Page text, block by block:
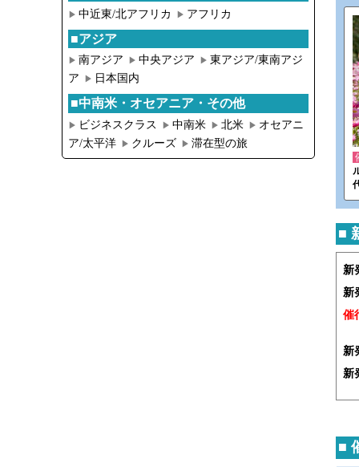
▶︎ 中近東/北アフリカ ▶︎ アフリカ
■アジア
▶︎ 南アジア ▶︎ 中央アジア ▶︎ 東アジア/東南アジ
ア
▶︎ 日本国内
■中南米・オセアニア・その他
▶︎ ビジネスクラス ▶︎ 中南米 ▶︎ 北米 ▶︎ オセアニ
ア/太平洋
▶︎ クルーズ ▶︎ 滞在型の旅
■
新
新
催
新
新
■